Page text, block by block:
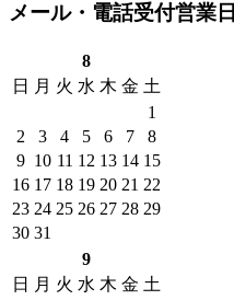
メール・電話受付営業日
8
日
月 火 水 木 金 土
1
2
3 4 5 6 7
8
9 10 11 12 13 14 15
16 17 18 19 20 21 22
23 24 25 26 27 28 29
30 31
9
日
月 火 水 木 金 土